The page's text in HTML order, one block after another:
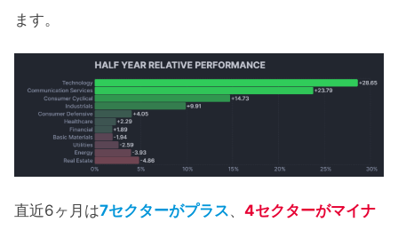
ます。
直近6ヶ月は7セクターがプラス、 4セクターがマイナ